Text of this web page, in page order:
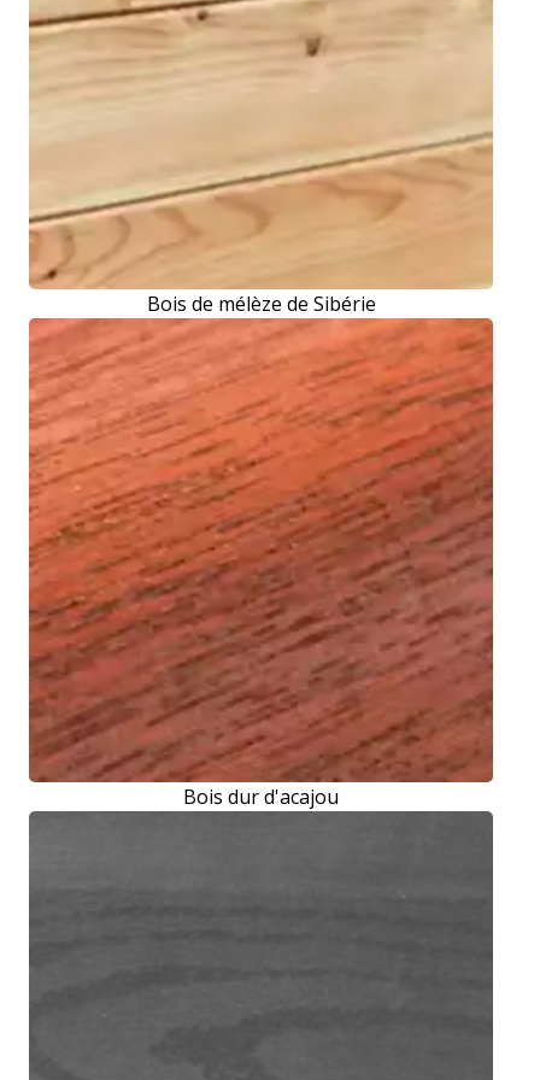
Bois de mélèze de Sibérie
Bois dur d'acajou